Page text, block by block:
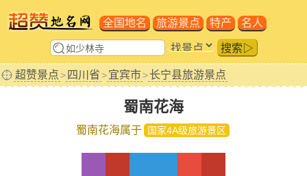
全国地名 旅游景点 特产 名人
搜索▷
超赞景点> 四川省>宜宾市>长宁县旅游景点
蜀南花海
蜀南花海属于 国家4A级旅游景区